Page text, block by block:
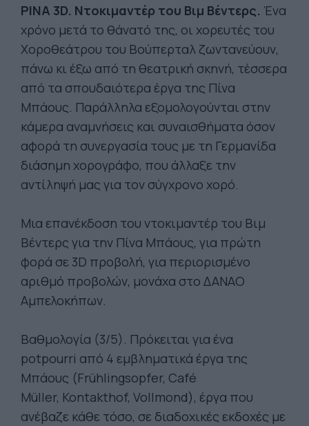
PINA 3D. Ντοκιμαντέρ του Βιμ Βέντερς. Ένα
χρόνο μετά το θάνατό της, οι χορευτές του
Χοροθεάτρου του Βούπερταλ ζωντανεύουν,
πάνω κι έξω από τη θεατρική σκηνή, τέσσερα
από τα σπουδαιότερα έργα της Πίνα
Μπάους. Παράλληλα εξομολογούνται στην
κάμερα αναμνήσεις και συναισθήματα όσον
αφορά τη συνεργασία τους με τη Γερμανίδα
διάσημη χορογράφο, που άλλαξε την
αντίληψή μας για τον σύγχρονο χορό.
Μια επανέκδοση του ντοκιμαντέρ του Βιμ
Βέντερς για την Πίνα Μπάους, για πρώτη
φορά σε 3D προβολή, για περιορισμένο
αριθμό προβολών, μονάχα στο ΔΑΝΑΟ
Αμπελοκήπων.
Βαθμολογία (3/5). Πρόκειται για ένα
potpourri από 4 εμβληματικά έργα της
Μπάους (Frühlingsopfer, Café
Müller, Kontakthof, Vollmond), έργα που
ανέβαζε κάθε τόσο, σε διαδοχικές εκδοχές με